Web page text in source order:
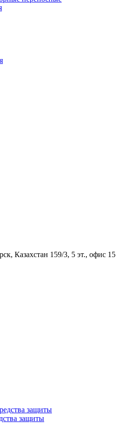
Казахстан 159/3, 5 эт., офис 15
защиты